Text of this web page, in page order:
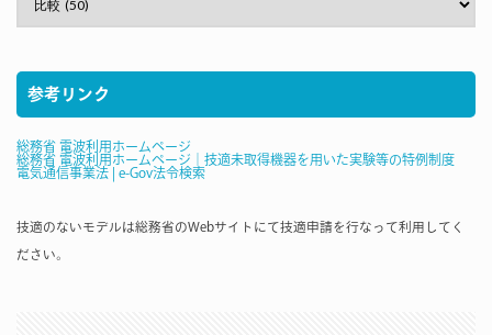
参考リンク
総務省 電波利用ホームページ
総務省 電波利用ホームページ｜技適未取得機器を用いた実験等の特例制度
電気通信事業法 | e-Gov法令検索
技適のないモデルは総務省のWebサイトにて技適申請を行なって利用してく
ださい。